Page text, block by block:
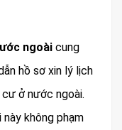
ngoài cung
hồ sơ xin lý lịch
ở nước ngoài.
này không phạm